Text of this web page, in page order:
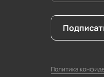
Политика